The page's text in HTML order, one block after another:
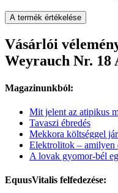
A termék értékelése
Vásárlói
Weyrauch Nr. 18
Magazinunkból:
Mit jelent az atipikus
Tavaszi ébredés
Mekkora költséggel
Elektrolitok – amilyen
A lovak gyomor-bél
EquusVitalis felfedezése: